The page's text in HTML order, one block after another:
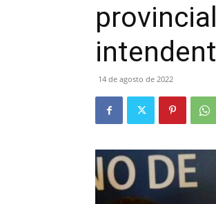
14 de agosto de 2022